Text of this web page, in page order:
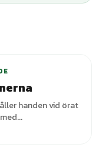
handen vid örat